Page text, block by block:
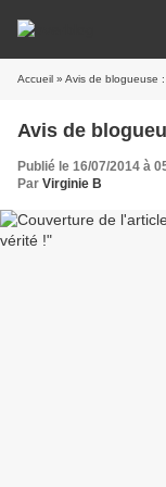
Accueil » Avis de blogueuse
Avis de
Publié le 16/07/2014 à
Par Virginie B